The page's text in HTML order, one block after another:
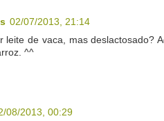
02/07/2013, 21:14
leite de vaca, mas deslactosado?
^^
08/2013, 00:29